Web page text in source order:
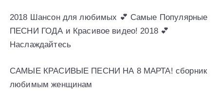
2018 Шансон для любимых 💕 Самые Популярные
ПЕСНИ ГОДА и Красивое видео! 2018 💕
Наслаждайтесь
САМЫЕ КРАСИВЫЕ ПЕСНИ НА 8 МАРТА! сборник
любимым женщинам